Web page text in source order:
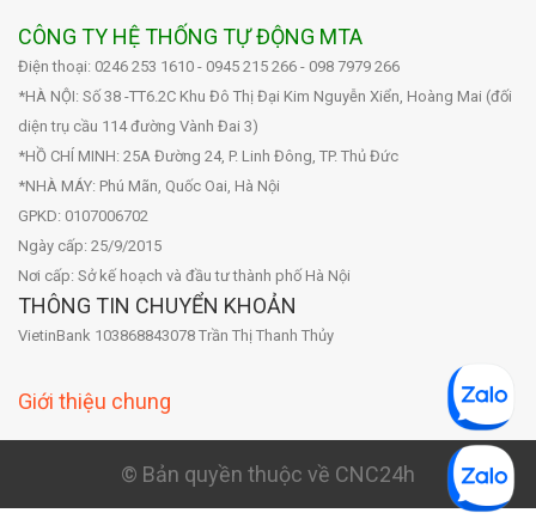
CÔNG TY HỆ THỐNG TỰ ĐỘNG MTA
Điện thoại: 0246 253 1610 - 0945 215 266 - 098 7979 266
*HÀ NỘI: Số 38 -TT6.2C Khu Đô Thị Đại Kim Nguyễn Xiển, Hoàng Mai (đối
diện trụ cầu 114 đường Vành Đai 3)
*HỒ CHÍ MINH: 25A Đường 24, P. Linh Đông, TP. Thủ Đức
*NHÀ MÁY: Phú Mãn, Quốc Oai, Hà Nội
GPKD: 0107006702
Ngày cấp: 25/9/2015
Nơi cấp: Sở kế hoạch và đầu tư thành phố Hà Nội
THÔNG TIN CHUYỂN KHOẢN
VietinBank 103868843078 Trần Thị Thanh Thủy
Giới thiệu chung
© Bản quyền thuộc về CNC24h